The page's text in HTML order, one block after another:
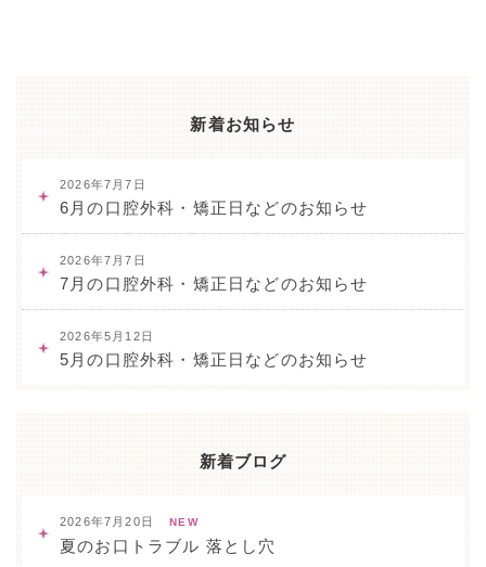
新着お知らせ
2026年7月7日
6月の口腔外科・矯正日などのお知らせ
2026年7月7日
7月の口腔外科・矯正日などのお知らせ
2026年5月12日
5月の口腔外科・矯正日などのお知らせ
新着ブログ
2026年7月20日 NEW
夏のお口トラブル 落とし穴